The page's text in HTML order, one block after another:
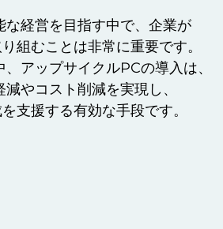
経営を目指す中で、企業が
組むことは非常に重要です。
アップサイクルPCの導入は、
やコスト削減を実現し、
支援する有効な手段です。